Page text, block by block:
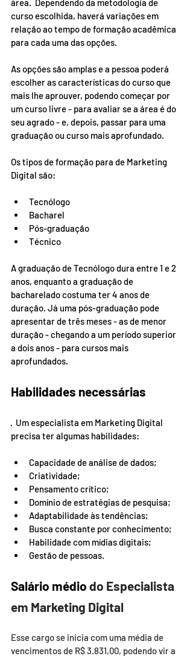
área.  Dependendo da metodologia de
curso escolhida, haverá variações em
relação ao tempo de formação acadêmica
para cada uma das opções.
As opções são amplas e a pessoa poderá
escolher as características do curso que
mais lhe aprouver, podendo começar por
um curso livre - para avaliar se a área é do
seu agrado - e, depois, passar para uma
graduação ou curso mais aprofundado.
Os tipos de formação para de Marketing
Digital são:
Tecnólogo
Bacharel
Pós-graduação
Técnico
A graduação de Tecnólogo dura entre 1 e 2
anos, enquanto a graduação de
bacharelado costuma ter 4 anos de
duração. Já uma pós-graduação pode
apresentar de três meses - as de menor
duração - chegando a um período superior
a dois anos - para cursos mais
aprofundados.
Habilidades necessárias
· Um especialista em Marketing Digital
precisa ter algumas habilidades:
Capacidade de análise de dados;
Criatividade;
Pensamento crítico;
Domínio de estratégias de pesquisa;
Adaptabilidade às tendências;
Busca constante por conhecimento;
Habilidade com mídias digitais;
Gestão de pessoas.
Salário médio do Especialista
em Marketing Digital
Esse cargo se inicia com uma média de
vencimentos de R$ 3.831,00, podendo vir a